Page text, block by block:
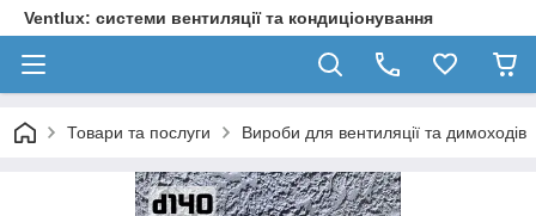
Ventlux: системи вентиляції та кондиціонування
Товари та послуги Вироби для вентиляції та димоходів